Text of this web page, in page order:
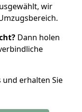
wir
Dann holen
und erhalten Sie